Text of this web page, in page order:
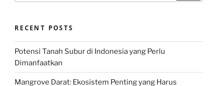
RECENT POSTS
Potensi Tanah Subur di Indonesia yang Perlu
Dimanfaatkan
Mangrove Darat: Ekosistem Penting yang Harus